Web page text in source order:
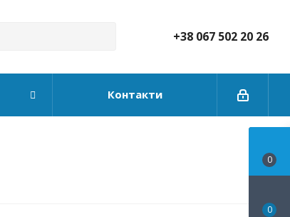
+38 067 502 20 26
Контакти
0
0